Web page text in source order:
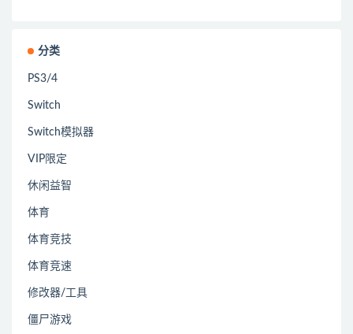
分类
PS3/4
Switch
Switch模拟器
VIP限定
休闲益智
体育
体育竞技
体育竞速
修改器/工具
僵尸游戏